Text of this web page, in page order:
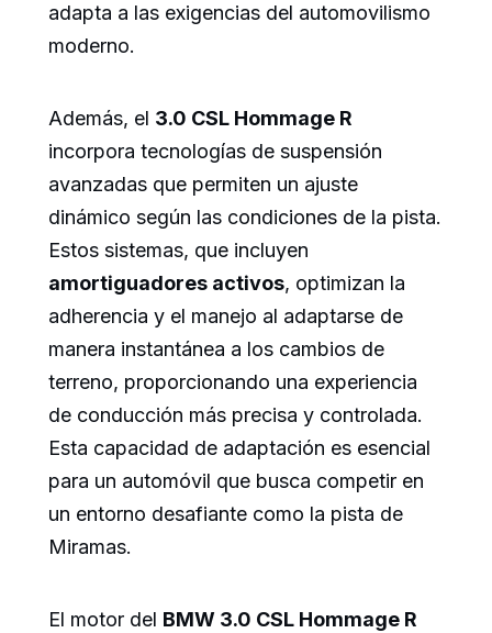
adapta a las exigencias del automovilismo
moderno.
Además, el 3.0 CSL Hommage R
incorpora tecnologías de suspensión
avanzadas que permiten un ajuste
dinámico según las condiciones de la pista.
Estos sistemas, que incluyen
amortiguadores activos, optimizan la
adherencia y el manejo al adaptarse de
manera instantánea a los cambios de
terreno, proporcionando una experiencia
de conducción más precisa y controlada.
Esta capacidad de adaptación es esencial
para un automóvil que busca competir en
un entorno desafiante como la pista de
Miramas.
El motor del BMW 3.0 CSL Hommage R